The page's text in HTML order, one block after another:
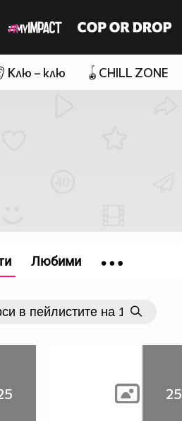
Клю – клю 🪀CHILL ZONE
25
Любими